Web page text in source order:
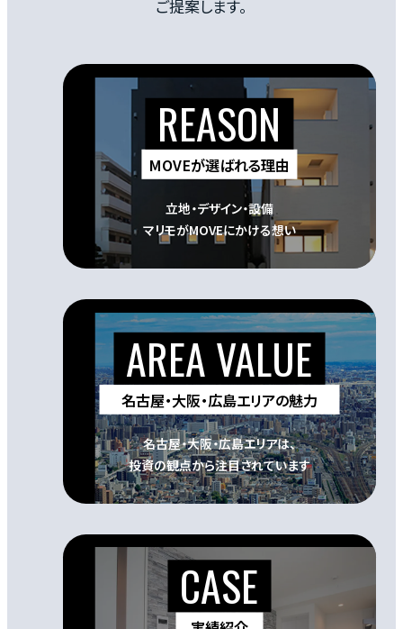
ご提案します。
MOVEが選ばれる理由
立地・デザイン・設備
マリモがMOVEにかける想い
名古屋・大阪・広島エリアの魅力
名古屋・大阪・広島エリアは、
投資の観点から注目されています